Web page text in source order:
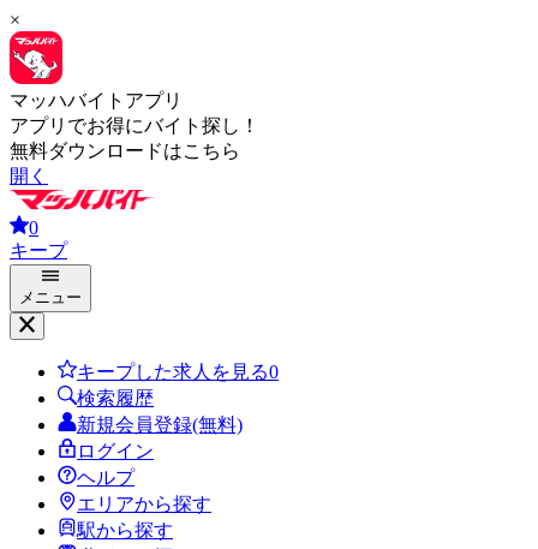
×
マッハバイトアプリ
アプリでお得にバイト探し！
無料ダウンロードはこちら
開く
0
キープ
メニュー
キープした求人を見る0
検索履歴
新規会員登録(無料)
ログイン
ヘルプ
エリアから探す
駅から探す